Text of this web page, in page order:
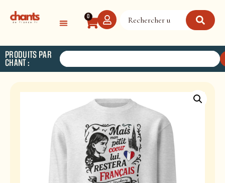
0
PRODUITS PAR
CHANT :